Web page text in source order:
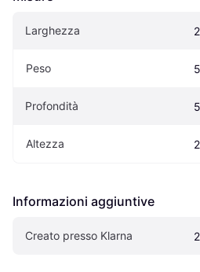
Larghezza
Peso
Profondità
Altezza
Informazioni aggiuntive
Creato presso Klarna